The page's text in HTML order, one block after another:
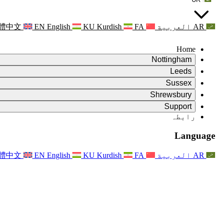
AR العربية 中文 EN English KU Kurdish FA
Home
Nottingham
Review
جائزہ کے چیئرمین
آزاد جائزہ ٹیم
حوالہ جات کی شرائط
آزاد جائزہ کی حتمی رپورٹ
اکثر پوچھے گئے سوالات
رابطہ
For Families
فیملی فیڈ بیک کا عمل
خبرنامے
Leeds
Review
جائزہ کے چیئرمین
آزاد جائزہ ٹیم
حوالہ کی شرائط
رابطہ
خاندانوں کے لیے نفسیاتی معاونت
فیملیز کے لیے اپڈیٹس
واقعات
For Staff
Sussex
Review
جائزہ کے چیئرمین
آزاد جائزہ ٹیم
حوالہ جات کی شرائط
For Families
خاندانوں کے لئے تازہ ترین معلومات
Shrewsbury
Review
زچگی کے جائزے کے لئے حوالہ کی شرائط
اعلانات
Reports
آزاد جائزہ کی حتمی رپورٹ
For Families
Support
Leeds
Nottingham
خاندانی نفسیاتی مدد کی خدمت
دماغی صحت کے بحران کی حمایت
علاقائی خدمات ناٹنگھم
رابطہ
Language
AR العربية 中文 EN English KU Kurdish FA